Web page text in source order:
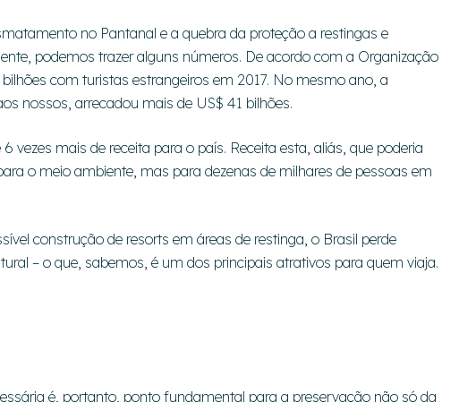
no Pantanal e a quebra da proteção a restingas e
podemos trazer alguns números. De acordo com a Organização
com turistas estrangeiros em 2017. No mesmo ano, a
nossos, arrecadou mais de US$ 41 bilhões.
vezes mais de receita para o país. Receita esta, aliás, que poderia
o meio ambiente, mas para dezenas de milhares de pessoas em
construção de resorts em áreas de restinga, o Brasil perde
– o que, sabemos, é um dos principais atrativos para quem viaja.
é, portanto, ponto fundamental para a preservação não só da